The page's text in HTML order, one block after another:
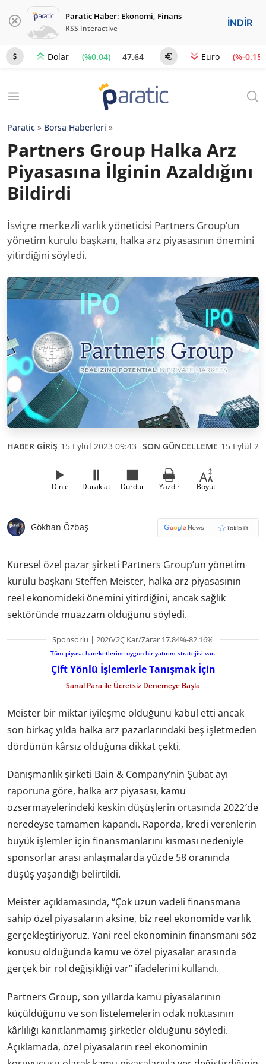
Paratic Haber: Ekonomi, Finans
RSS Interactive İNDİR
Dolar (%0.04) 47.64 Euro (%-0.15)
Paratic » Borsa Haberleri »
Partners Group Halka Arz
Piyasasına İlginin Azaldığını
Bildirdi
İsviçre merkezli varlık yöneticisi Partners Group’un
yönetim kurulu başkanı, halka arz piyasasının önemini
yitirdiğini söyledi.
HABER GİRİŞ 15 Eylül 2023 09:43 SON GÜNCELLEME 15 Eylül
Dinle Duraklat Durdur Yazdır Boyut
Gökhan Özbaş
Küresel özel pazar şirketi Partners Group’un yönetim
kurulu başkanı Steffen Meister, halka arz piyasasının
reel ekonomideki önemini yitirdiğini, ancak sağlık
sektöründe muazzam olduğunu söyledi.
Sponsorlu | 2026/2Ç Kar/Zarar 17.84%-82.16%
Tüm piyasa hareketlerine uygun bir yatırım stratejisi var.
Çift Yönlü İşlemlerle Tanışmak İçin
Sanal Para ile Ücretsiz Denemeye Başla
Meister bir miktar iyileşme olduğunu kabul etti ancak
son birkaç yılda halka arz pazarlarındaki beş işletmeden
dördünün kârsız olduğuna dikkat çekti.
Danışmanlık şirketi Bain & Company’nin Şubat ayı
raporuna göre, halka arz piyasası, kamu
özsermayelerindeki keskin düşüşlerin ortasında 2022′de
neredeyse tamamen kapandı. Raporda, kredi verenlerin
büyük işlemler için finansmanlarını kısması nedeniyle
sponsorlar arası anlaşmalarda yüzde 58 oranında
düşüş yaşandığı belirtildi.
Meister açıklamasında, “Çok uzun vadeli finansmana
sahip özel piyasaların aksine, biz reel ekonomide varlık
gerçekleştiriyoruz. Yani reel ekonominin finansmanı söz
konusu olduğunda kamu ve özel piyasalar arasında
gerçek bir rol değişikliği var” ifadelerini kullandı.
Partners Group, son yıllarda kamu piyasalarının
küçüldüğünü ve son listelemelerin odak noktasının
kârlılığı kanıtlanmamış şirketler olduğunu söyledi.
Açıklamada, özel piyasaların reel ekonominin